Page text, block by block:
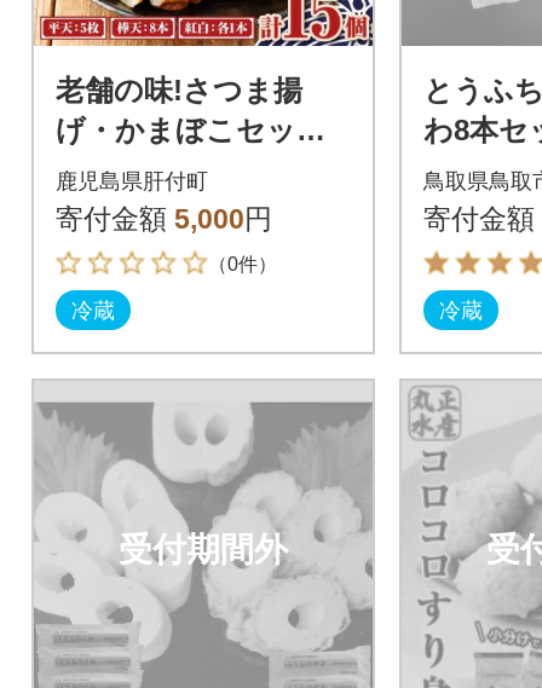
老舗の味!さつま揚
げ・かまぼこセット
B (3種) P10002
鹿児島県肝付町
寄付金額 5,000円
（0件）
冷蔵
とうふ
わ8本セ
&焼き3
ろや商
鳥取県鳥取
寄付金額
冷蔵
受付期間外 受